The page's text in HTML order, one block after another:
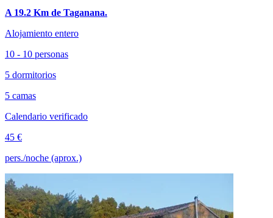
A 19.2 Km de Taganana.
Alojamiento entero
10 - 10 personas
5 dormitorios
5 camas
Calendario verificado
45 €
pers./noche (aprox.)